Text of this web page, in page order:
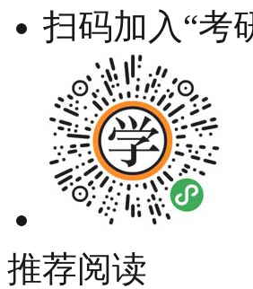
扫码加入“考
推荐阅读